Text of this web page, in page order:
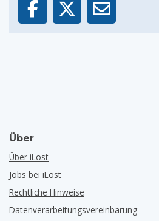
Über
Über iLost
Jobs bei iLost
Rechtliche Hinweise
Datenverarbeitungsvereinbarung